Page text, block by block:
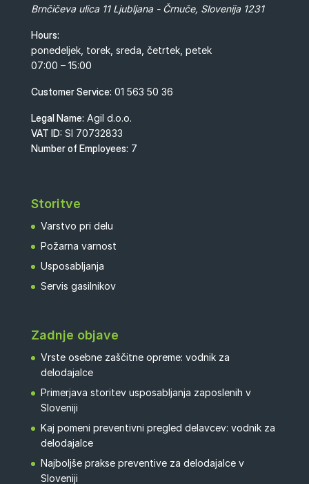
Brnčičeva ulica 11 Ljubljana - Črnuče, Slovenija 1231
Hours:
ponedeljek, torek, sreda, četrtek, petek
07:00 – 15:00
Customer Service: 01 563 50 36
Legal Name: Agil d.o.o.
VAT ID: SI 70732833
Number of Employees: 7
Storitve
Varstvo pri delu
Požarna varnost
Usposabljanja
Servis gasilnikov
Zadnje objave
Vrste osebne zaščitne opreme: vodnik za
delodajalce
Primerjava storitev usposabljanja zaposlenih v
Sloveniji
Kaj pomeni preventivni pregled delavcev: vodnik za
delodajalce
Najboljše prakse preventive za delodajalce v
Sloveniji